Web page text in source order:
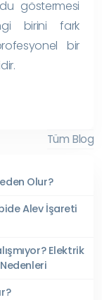
göstermesi
birini fark
bir
Tüm Blog
Olur?
Alev İşareti
Elektrik